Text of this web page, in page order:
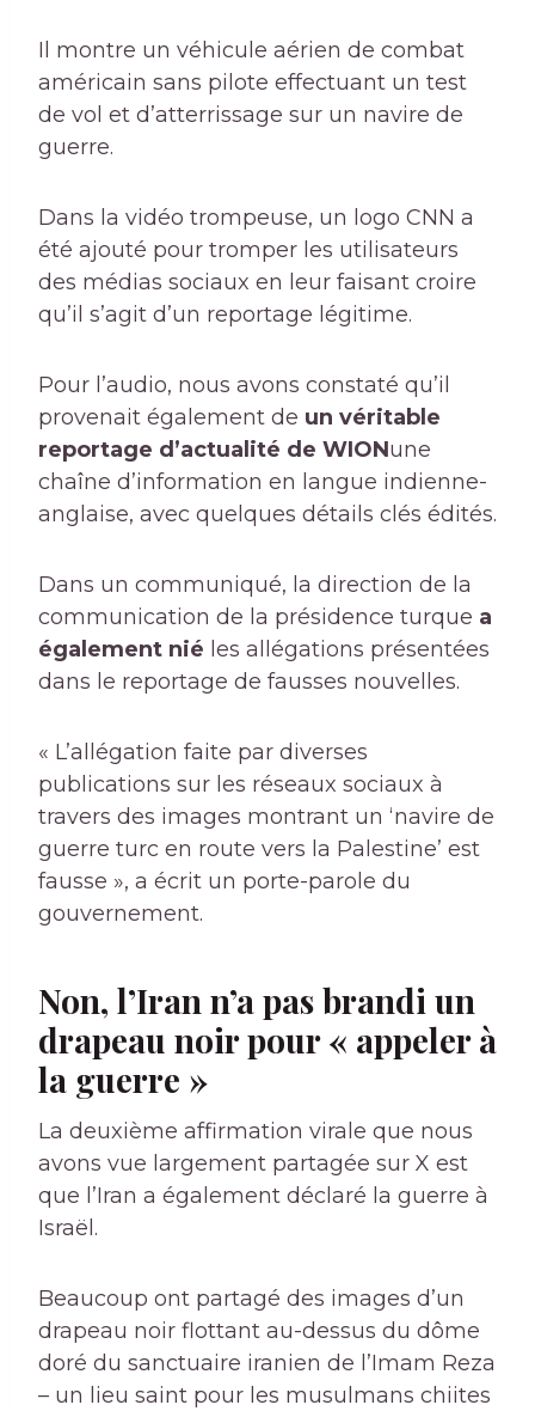
Il montre un véhicule aérien de combat
américain sans pilote effectuant un test
de vol et d’atterrissage sur un navire de
guerre.
Dans la vidéo trompeuse, un logo CNN a
été ajouté pour tromper les utilisateurs
des médias sociaux en leur faisant croire
qu’il s’agit d’un reportage légitime.
Pour l’audio, nous avons constaté qu’il
provenait également de un véritable
reportage d’actualité de WIONune
chaîne d’information en langue indienne-
anglaise, avec quelques détails clés édités.
Dans un communiqué, la direction de la
communication de la présidence turque a
également nié les allégations présentées
dans le reportage de fausses nouvelles.
« L’allégation faite par diverses
publications sur les réseaux sociaux à
travers des images montrant un ‘navire de
guerre turc en route vers la Palestine’ est
fausse », a écrit un porte-parole du
gouvernement.
Non, l’Iran n’a pas brandi un
drapeau noir pour « appeler à
la guerre »
La deuxième affirmation virale que nous
avons vue largement partagée sur X est
que l’Iran a également déclaré la guerre à
Israël.
Beaucoup ont partagé des images d’un
drapeau noir flottant au-dessus du dôme
doré du sanctuaire iranien de l’Imam Reza
– un lieu saint pour les musulmans chiites